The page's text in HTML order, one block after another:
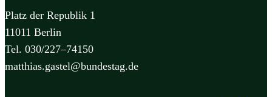
Platz der Republik 1
11011 Berlin
Tel. 030/227–74150
matthias.gastel@bundestag.de